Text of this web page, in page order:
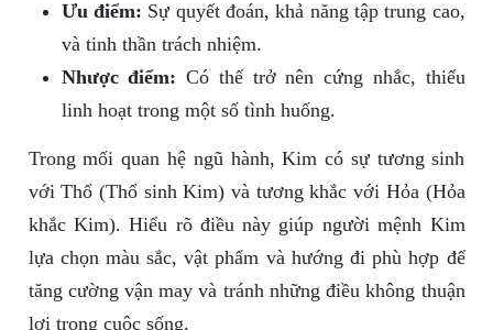
Ưu điểm: Sự quyết đoán, khả năng tập trung cao,
và tinh thần trách nhiệm.
Nhược điểm: Có thể trở nên cứng nhắc, thiếu
linh hoạt trong một số tình huống.
Trong mối quan hệ ngũ hành, Kim có sự tương sinh
với Thổ (Thổ sinh Kim) và tương khắc với Hỏa (Hỏa
khắc Kim). Hiểu rõ điều này giúp người mệnh Kim
lựa chọn màu sắc, vật phẩm và hướng đi phù hợp để
tăng cường vận may và tránh những điều không thuận
lợi trong cuộc sống.